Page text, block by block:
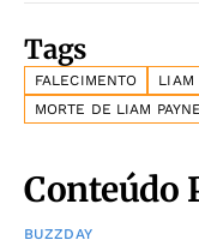
Tags
FALECIMENTO LIAM
MORTE DE LIAM